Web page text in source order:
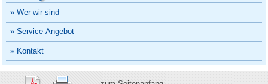
» Wer wir sind
» Service-Angebot
» Kontakt